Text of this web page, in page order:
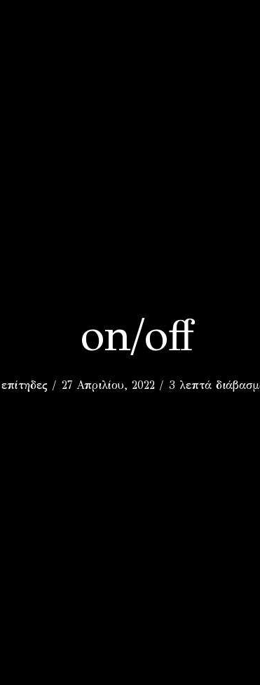
on/off
27 Απριλίου, 2022 3 λεπτά